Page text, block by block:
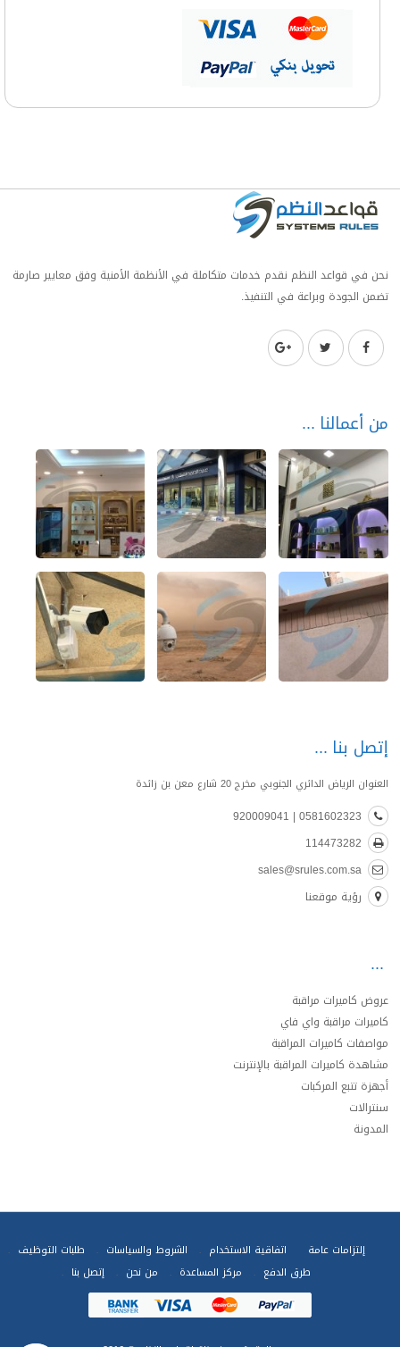
نحن في قواعد النظم نقدم خدمات متكاملة في الأنظمة الأمنية وفق معايير صارمة
تضمن الجودة وبراعة في التنفيذ.
من أعمالنا
إتصل بنا
العنوان الرياض الدائري الجنوبي مخرج 20 شارع معن بن زائدة
0581602323 | 920009041
114473282
sales@srules.com.sa
رؤية موقعنا
عروض كاميرات مراقبة
كاميرات مراقبة واي فاي
مواصفات كاميرات المراقبة
مشاهدة كاميرات المراقبة بالإنترنت
أجهزة تتبع المركبات
سنترالات
المدونة
إلتزامات عامة اتفاقية الاستخدام الشروط والسياسات
طلبات التوظيف
طرق الدفع
مركز المساعدة من نحن إتصل بنا